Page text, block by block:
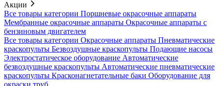
Акции
Все товары категории Поршневые окрасочные аппараты
Мембранные окрасочные аппараты Окрасочные аппараты с
бензиновым двигателем
Все товары категории Окрасочные аппараты Пневматические
краскопульты Безвоздушные краскопульты Подающие насосы
Электростатическое оборудование Автоматические
безвоздушные краскопульты Автоматические пневматические
краскопульты Красконагнетательные баки Оборудование для
окраски труб